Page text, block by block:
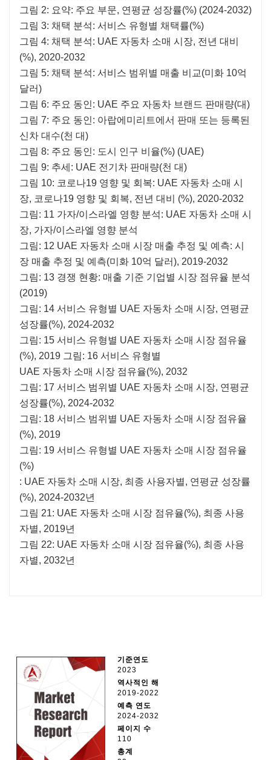
그림 2: 요약: 주요 부문, 연평균 성장률(%) (2024-2032)
그림 3: 채택 분석: 서비스 유형별 채택률(%)
그림 4: 채택 분석: UAE 자동차 소매 시장, 전년 대비
(%), 2020-2032
그림 5: 채택 분석: 서비스 범위별 매출 비교(미화 10억
달러)
그림 6: 주요 동인: UAE 주요 자동차 브랜드 판매량(대)
그림 7: 주요 동인: 아랍에미리트에서 판매 또는 등록된
신차 대수(천 대)
그림 8: 주요 동인: 도시 인구 비율(%) (UAE)
그림 9: 추세: UAE 전기차 판매량(천 대)
그림 10: 코로나19 영향 및 회복: UAE 자동차 소매 시
장, 코로나19 영향 및 회복, 전년 대비 (%), 2020-2032
그림: 11 가자/이스라엘 영향 분석: UAE 자동차 소매 시
장, 가자/이스라엘 영향 분석
그림: 12 UAE 자동차 소매 시장 매출 추정 및 예측: 시
장 매출 추정 및 예측(미화 10억 달러), 2019-2032
그림: 13 경쟁 현황: 매출 기준 기업별 시장 점유율 분석
(2019)
그림: 14 서비스 유형별 UAE 자동차 소매 시장, 연평균
성장률(%), 2024-2032
그림: 15 서비스 유형별 UAE 자동차 소매 시장 점유율
(%), 2019 그림: 16 서비스 유형별
UAE 자동차 소매 시장 점유율(%), 2032
그림: 17 서비스 범위별 UAE 자동차 소매 시장, 연평균
성장률(%), 2024-2032
그림: 18 서비스 범위별 UAE 자동차 소매 시장 점유율
(%), 2019
그림: 19 서비스 유형별 UAE 자동차 소매 시장 점유율
(%)
: UAE 자동차 소매 시장, 최종 사용자별, 연평균 성장률
(%), 2024-2032년
그림 21: UAE 자동차 소매 시장 점유율(%), 최종 사용
자별, 2019년
그림 22: UAE 자동차 소매 시장 점유율(%), 최종 사용
자별, 2032년
기준연도
2023
역사적인 해
2019-2022
예측 연도
2024-2032
페이지 수
110
총계